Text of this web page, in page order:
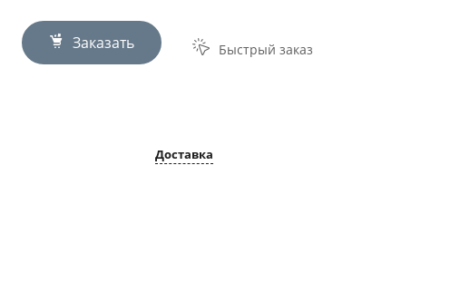
Заказать Быстрый заказ
Доставка